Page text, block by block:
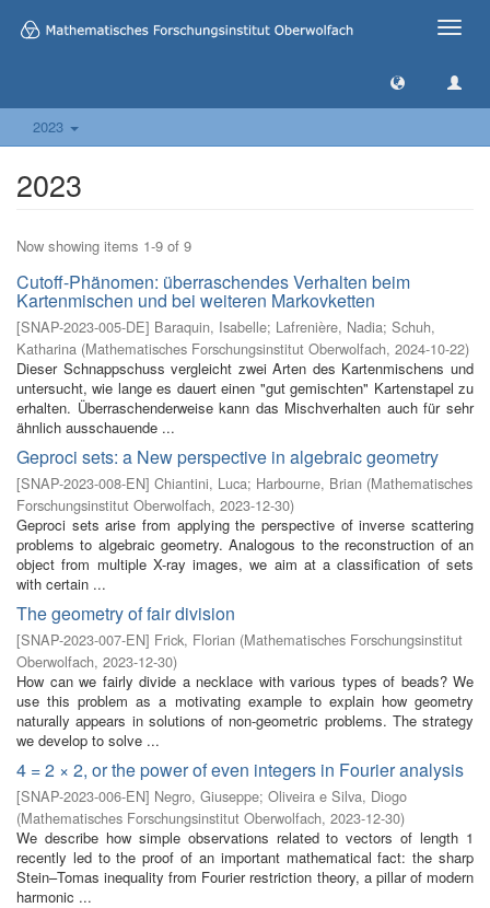
Toggle
2023
2023
Now showing items 1-9 of 9
Cutoff-Phänomen: überraschendes Verhalten beim
Kartenmischen und bei weiteren Markovketten
[SNAP-2023-005-DE] Baraquin, Isabelle; Lafrenière, Nadia; Schuh,
Katharina (Mathematisches Forschungsinstitut Oberwolfach, 2024-10-22)
Dieser Schnappschuss vergleicht zwei Arten des Kartenmischens und
untersucht, wie lange es dauert einen "gut gemischten" Kartenstapel zu
erhalten. Überraschenderweise kann das Mischverhalten auch für sehr
ähnlich ausschauende ...
Geproci sets: a New perspective in algebraic geometry
[SNAP-2023-008-EN] Chiantini, Luca; Harbourne, Brian (Mathematisches
Forschungsinstitut Oberwolfach, 2023-12-30)
Geproci sets arise from applying the perspective of inverse scattering
problems to algebraic geometry. Analogous to the reconstruction of an
object from multiple X-ray images, we aim at a classification of sets
with certain ...
The geometry of fair division
[SNAP-2023-007-EN] Frick, Florian (Mathematisches Forschungsinstitut
Oberwolfach, 2023-12-30)
How can we fairly divide a necklace with various types of beads? We
use this problem as a motivating example to explain how geometry
naturally appears in solutions of non-geometric problems. The strategy
we develop to solve ...
4 = 2 × 2, or the power of even integers in Fourier analysis
[SNAP-2023-006-EN] Negro, Giuseppe; Oliveira e Silva, Diogo
(Mathematisches Forschungsinstitut Oberwolfach, 2023-12-30)
We describe how simple observations related to vectors of length 1
recently led to the proof of an important mathematical fact: the sharp
Stein–Tomas inequality from Fourier restriction theory, a pillar of modern
harmonic ...